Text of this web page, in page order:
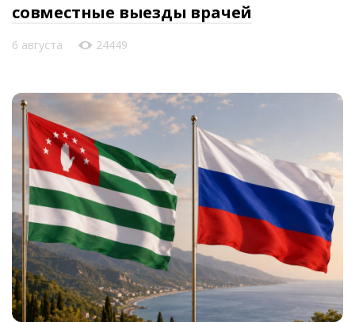
совместные выезды врачей
6 августа 24449